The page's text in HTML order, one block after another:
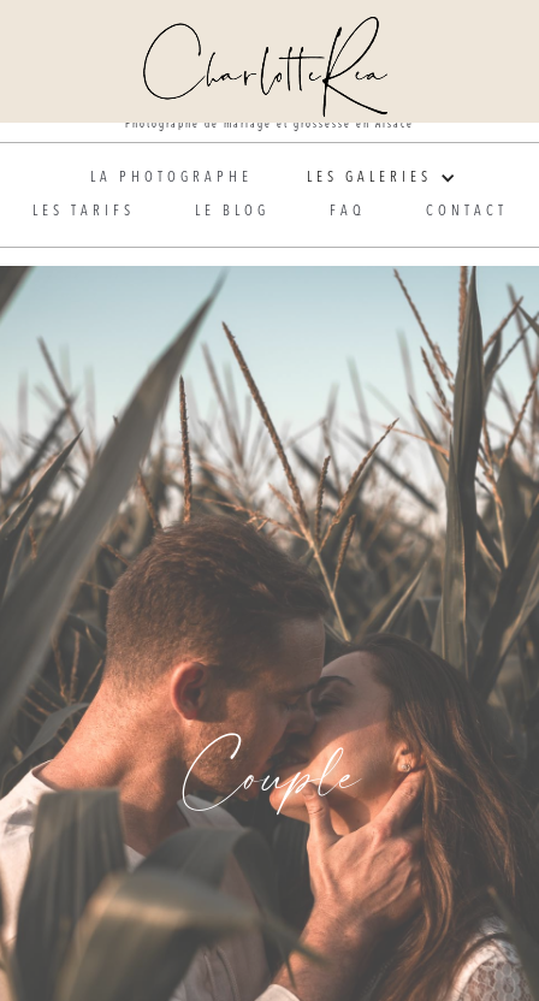
Photographe de mariage et grossesse en Alsace
LA PHOTOGRAPHE LES GALERIES
LES TARIFS LE BLOG FAQ CONTACT
Couple